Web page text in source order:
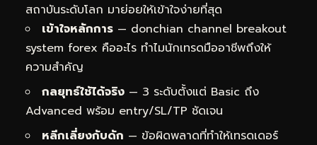
สถาบันระดับโลก มาย่อยให้เข้าใจง่ายที่สุด
เข้าใจหลักการ — donchian channel breakout
system forex คืออะไร ทำไมนักเทรดมืออาชีพถึงให้
ความสำคัญ
กลยุทธ์ใช้ได้จริง — 3 ระดับตั้งแต่ Basic ถึง
Advanced พร้อม entry/SL/TP ชัดเจน
หลีกเลี่ยงกับดัก — ข้อผิดพลาดที่ทำให้เทรดเดอร์